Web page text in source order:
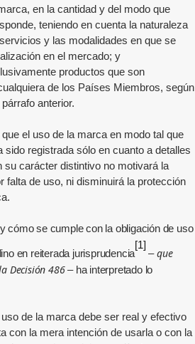
en la cantidad y del modo que
teniendo en cuenta la naturaleza
y las modalidades en que se
en el mercado; y
productos que son
de los Países Miembros, según
anterior.
el uso de la marca en modo tal que
sido registrada sólo en cuanto a detalles
su carácter distintivo no motivará la
falta de uso, ni disminuirá la protección
cómo se cumple con la obligación de uso
en reiterada jurisprudencia
[1]
–que
Decisión 486– ha interpretado lo
de la marca debe ser real y efectivo
con la mera intención de usarla o con la